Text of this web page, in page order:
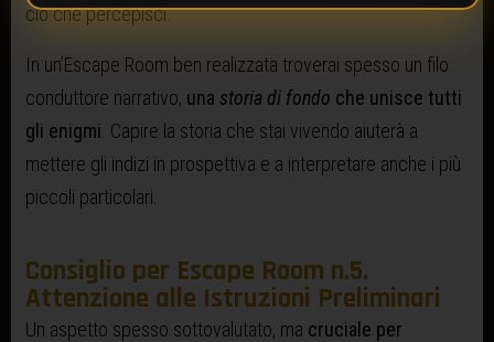
ciò che percepisci.
In un’Escape Room ben realizzata troverai spesso un filo
conduttore narrativo, una storia di fondo che unisce tutti
gli enigmi . Capire la storia che stai vivendo aiuterà a
mettere gli indizi in prospettiva e a interpretare anche i più
piccoli particolari.
Consiglio per Escape Room n.5.
Attenzione alle Istruzioni Preliminari
Un aspetto spesso sottovalutato, ma cruciale per